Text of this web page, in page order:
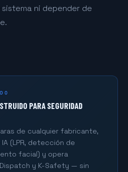
ni depender de
PARA SEGURIDAD
de cualquier fabricante,
(LPR, detección de
facial) y opera
y K-Safety — sin